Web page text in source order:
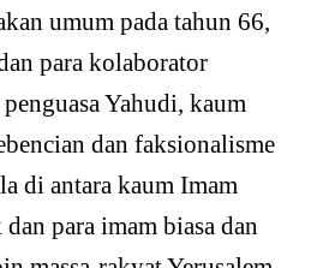
umum pada tahun 66,
para kolaborator
Yahudi, kaum
dan faksionalisme
di antara kaum Imam
para imam biasa dan